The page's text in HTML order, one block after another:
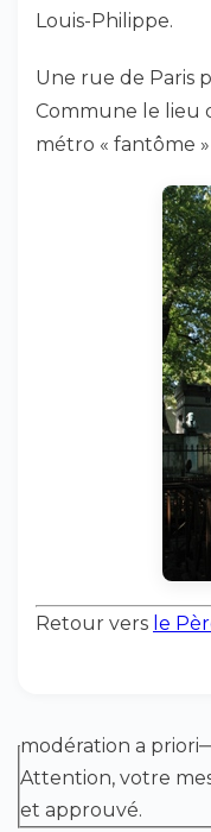
Louis-Philippe.
Une rue de Paris
Commune le lieu
métro « fantôme
Retour vers le
modération a priori
Attention, votre
et approuvé.